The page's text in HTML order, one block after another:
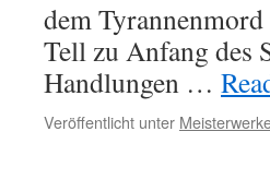
dem
Tell zu Anfang des
Handlungen …
Veröffentlicht unter